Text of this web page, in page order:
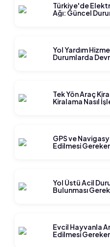
Türkiye'de
Ağı: Güncel
Yol Yardım
Durumlarda
Tek Yön Araç
Kiralama Nasıl
GPS ve
Edilmesi
Yol Üstü Acil
Bulunması
Evcil Hayvanla
Edilmesi